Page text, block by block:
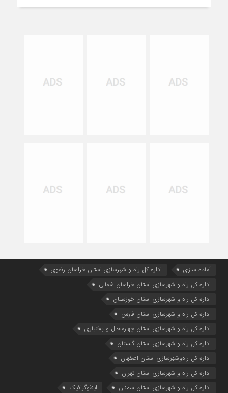
آماده سازی
اداره كل راه و شهرسازي استان خراسان رضوي
اداره كل راه و شهرسازي استان خراسان شمالي
اداره كل راه و شهرسازي استان خوزستان
اداره كل راه و شهرسازي استان فارس
اداره كل راه و شهرسازي استان چهارمحال و بختياري
اداره كل راه و شهرسازي استان گلستان
اداره كل راه‌و‌شهرسازي استان اصفهان
اداره کل راه و شهرسازی استان تهران
اداره کل راه و شهرسازی استان سمنان
اینفوگرافیک